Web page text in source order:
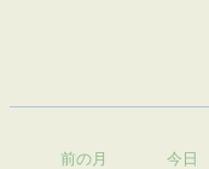
前の月 今日